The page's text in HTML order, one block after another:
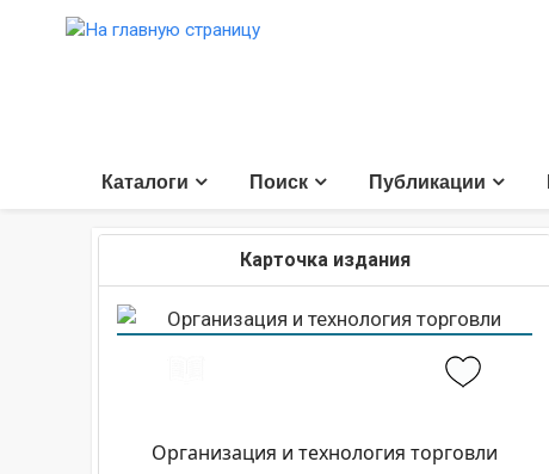
Каталоги Поиск Публикации
Карточка издания
Организация и технология торговли